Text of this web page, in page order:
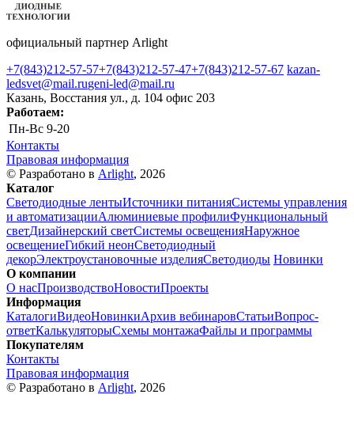
официальный партнер Arlight
+7(843)212-57-57+7(843)212-57-47+7(843)212-57-67 kazan-
ledsvet@mail.rugeni-led@mail.ru
Казань, Восстания ул., д. 104 офис 203
Работаем:
Пн-Вс 9-20
Контакты
Правовая информация
© Разработано в Arlight, 2026
Каталог
Светодиодные лентыИсточники питанияСистемы управления
и автоматизацииАлюминиевые профилиФункциональный
светДизайнерский светСистемы освещенияНаружное
освещениеГибкий неонСветодиодный
декорЭлектроустановочные изделияСветодиоды Новинки
О компании
О насПроизводствоНовостиПроекты
Информация
КаталогиВидеоНовинкиАрхив вебинаровСтатьиВопрос-
ответКалькуляторыСхемы монтажаФайлы и программы
Покупателям
Контакты
Правовая информация
© Разработано в Arlight, 2026